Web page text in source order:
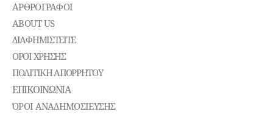
ΑΡΘΡΟΓΡΑΦΟΙ
ABOUT US
ΔΙΑΦΗΜΙΣΤΕΊΤΕ
ΌΡΟΙ ΧΡΉΣΗΣ
ΠΟΛΙΤΙΚΉ ΑΠΟΡΡΉΤΟΥ
ΕΠΙΚΟΙΝΩΝΊΑ
ΌΡΟΙ ΑΝΑΔΗΜΟΣΙΕΥΣΗΣ